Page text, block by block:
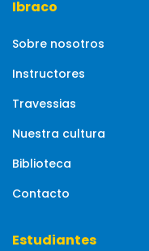
Ibraco
Sobre nosotros
Instructores
Travessias
Nuestra cultura
Biblioteca
Contacto
Estudiantes